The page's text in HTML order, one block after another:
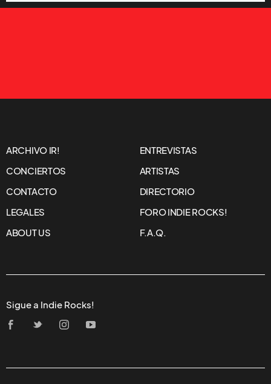
ARCHIVO IR!
ENTREVISTAS
CONCIERTOS
ARTISTAS
CONTACTO
DIRECTORIO
LEGALES
FORO INDIE ROCKS!
ABOUT US
F.A.Q.
Sigue a Indie Rocks!